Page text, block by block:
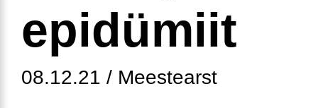
epidümiit
08.12.21 / Meestearst